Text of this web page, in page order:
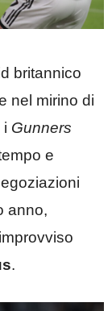
britannico
nel mirino di
i Gunners
e
anno,
.